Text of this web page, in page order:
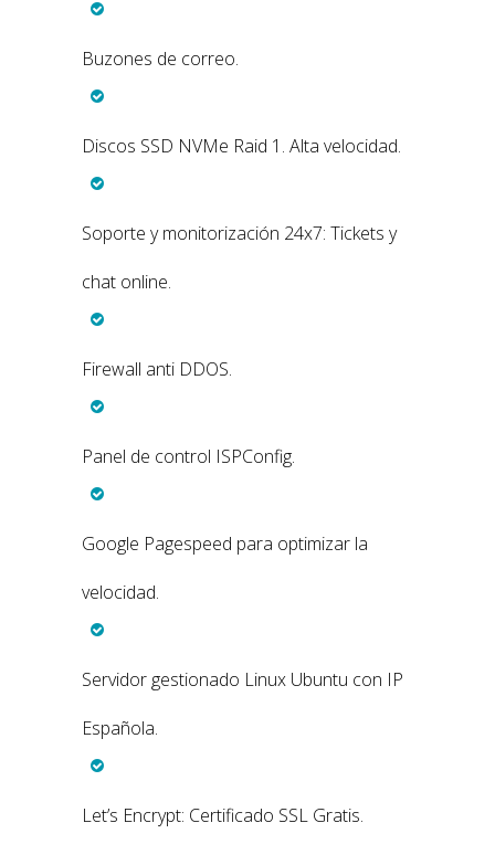
Buzones de correo.
Discos SSD NVMe Raid 1. Alta velocidad.
Soporte y monitorización 24x7: Tickets y
chat online.
Firewall anti DDOS.
Panel de control ISPConfig.
Google Pagespeed para optimizar la
velocidad.
Servidor gestionado Linux Ubuntu con IP
Española.
Let’s Encrypt: Certificado SSL Gratis.